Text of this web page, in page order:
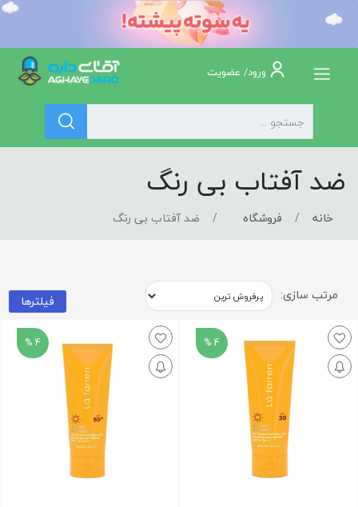
ورود/ عضویت
ضد آفتاب بی رنگ
خانه فروشگاه ضد آفتاب بی رنگ
مرتب سازی: فیلترها
4 %
4 %